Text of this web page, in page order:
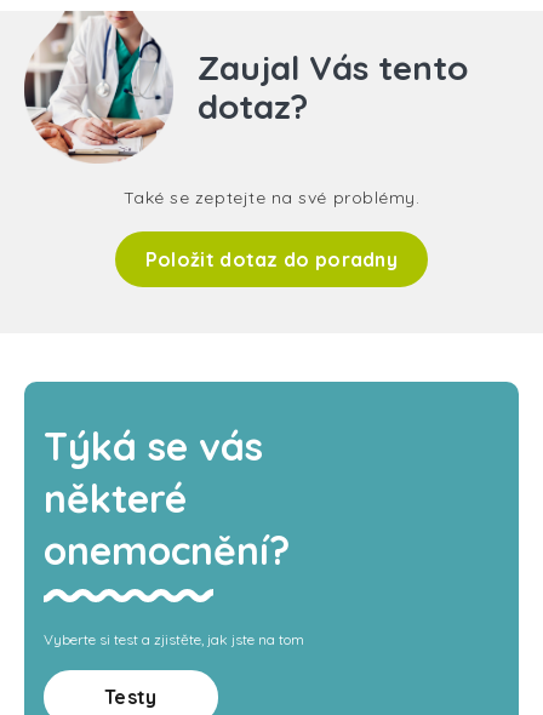
Zaujal Vás tento
dotaz?
Také se zeptejte na své problémy.
Položit dotaz do poradny
Týká se vás
některé
onemocnění?
Vyberte si test a zjistěte, jak jste na tom
Testy